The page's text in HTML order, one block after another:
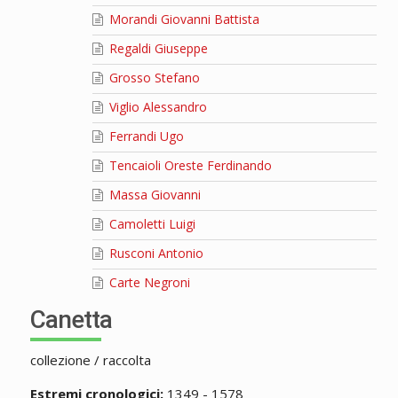
Morandi Giovanni Battista
Regaldi Giuseppe
Grosso Stefano
Viglio Alessandro
Ferrandi Ugo
Tencaioli Oreste Ferdinando
Massa Giovanni
Camoletti Luigi
Rusconi Antonio
Carte Negroni
Canetta
collezione / raccolta
Estremi cronologici:1349 - 1578